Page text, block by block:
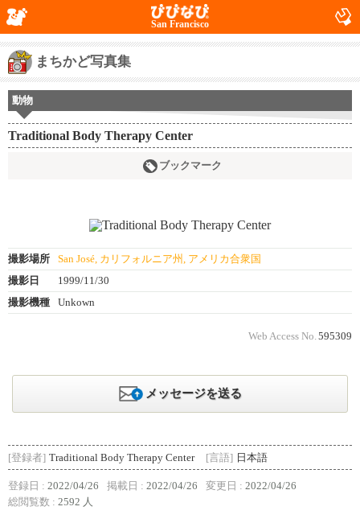
San Francisco
まちかど写真集
動物
Traditional Body Therapy Center
ブックマーク
撮影場所
San José, カリフォルニア州, アメリカ合衆国
撮影日
1999/11/30
撮影機種
Unkown
Web Access No. 595309
メッセージを送る
[登録者] Traditional Body Therapy Center [言語] 日本語
登録日 : 2022/04/26 掲載日 : 2022/04/26 変更日 : 2022/04/26
総閲覧数 : 2592 人